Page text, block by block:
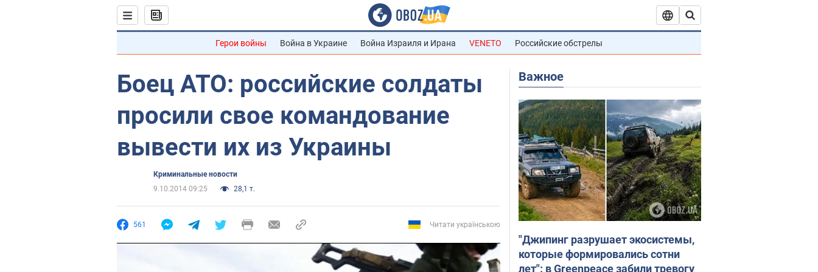
Герои войны Война в Украине Война Израиля и Ирана VENETO Российские обстрелы
Боец АТО: российские солдаты
просили свое командование
вывести их из Украины
Криминальные новости
9.10.2014 09:25
28,1 т.
561 Читати українською
Важное
"Джипинг разрушает экосистемы,
которые формировались сотни
лет": в Greenpeace забили тревогу